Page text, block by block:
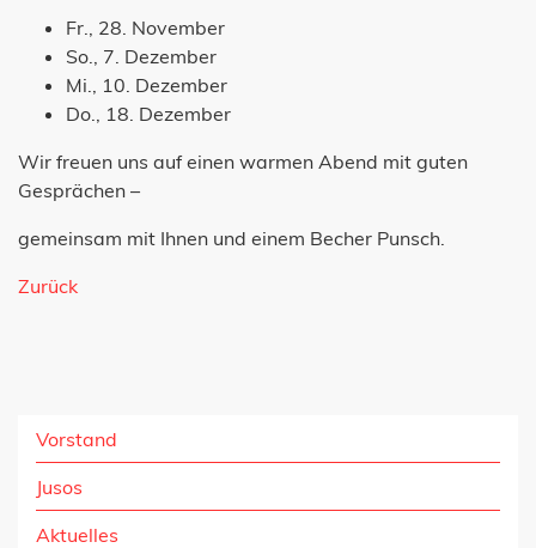
Fr., 28. November
So., 7. Dezember
Mi., 10. Dezember
Do., 18. Dezember
Wir freuen uns auf einen warmen Abend mit guten
Gesprächen –
gemeinsam mit Ihnen und einem Becher Punsch.
Zurück
Vorstand
Jusos
Aktuelles